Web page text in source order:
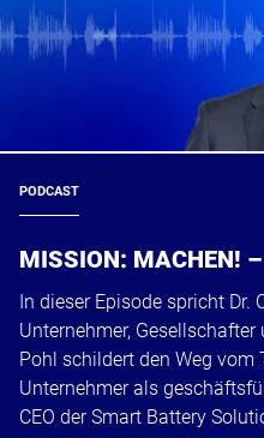
PODCAST
MISSION: MACHEN! –
In dieser Episode spricht
Unternehmer,
Pohl schildert den Weg vom
Unternehmer als
CEO der Smart Battery